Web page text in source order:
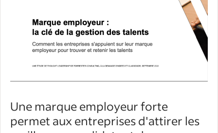
Une marque employeur forte
permet aux entreprises d'attirer les